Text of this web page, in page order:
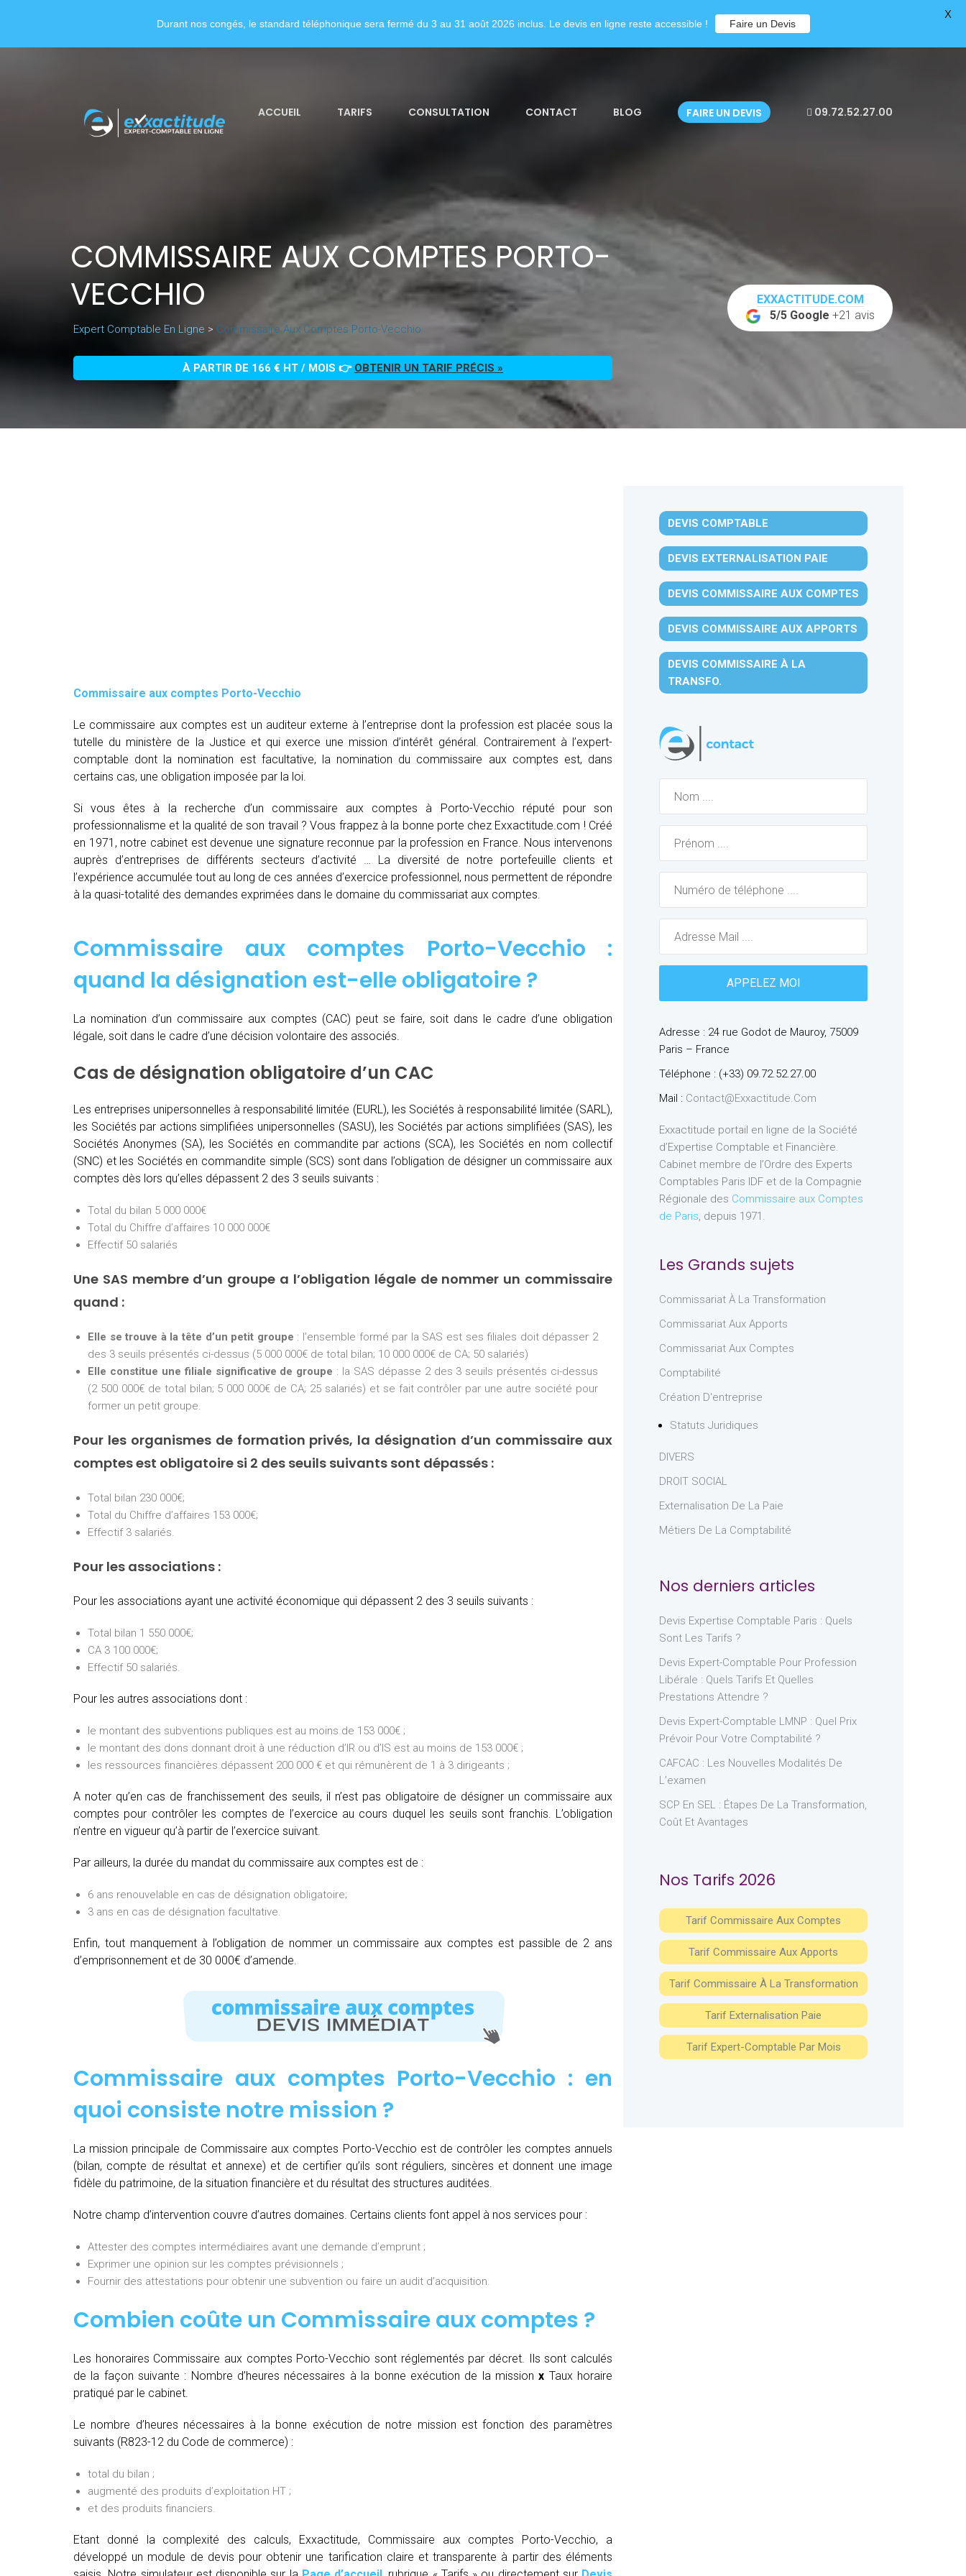
ACCUEIL TARIFS CONSULTATION CONTACT BLOG FAIRE UN DEVIS 09.72.52.27.00
COMMISSAIRE AUX COMPTES PORTO-
VECCHIO
Expert Comptable En Ligne > Commissaire Aux Comptes Porto-Vecchio
À PARTIR DE 166 € HT / MOIS 👉 OBTENIR UN TARIF PRÉCIS »
EXXACTITUDE.COM
5/5 Google +21 avis
Commissaire aux comptes Porto-Vecchio
Le commissaire aux comptes est un auditeur externe à l’entreprise dont la profession est placée sous la
tutelle du ministère de la Justice et qui exerce une mission d’intérêt général. Contrairement à l’expert-
comptable dont la nomination est facultative, la nomination du commissaire aux comptes est, dans
certains cas, une obligation imposée par la loi.
Si vous êtes à la recherche d’un commissaire aux comptes à Porto-Vecchio réputé pour son
professionnalisme et la qualité de son travail ? Vous frappez à la bonne porte chez Exxactitude.com ! Créé
en 1971, notre cabinet est devenue une signature reconnue par la profession en France. Nous intervenons
auprès d’entreprises de différents secteurs d’activité … La diversité de notre portefeuille clients et
l’expérience accumulée tout au long de ces années d’exercice professionnel, nous permettent de répondre
à la quasi-totalité des demandes exprimées dans le domaine du commissariat aux comptes.
Commissaire aux comptes Porto-Vecchio :
quand la désignation est-elle obligatoire ?
La nomination d’un commissaire aux comptes (CAC) peut se faire, soit dans le cadre d’une obligation
légale, soit dans le cadre d’une décision volontaire des associés.
Cas de désignation obligatoire d’un CAC
Les entreprises unipersonnelles à responsabilité limitée (EURL), les Sociétés à responsabilité limitée (SARL),
les Sociétés par actions simplifiées unipersonnelles (SASU), les Sociétés par actions simplifiées (SAS), les
Sociétés Anonymes (SA), les Sociétés en commandite par actions (SCA), les Sociétés en nom collectif
(SNC) et les Sociétés en commandite simple (SCS) sont dans l’obligation de désigner un commissaire aux
comptes dès lors qu’elles dépassent 2 des 3 seuils suivants :
Total du bilan 5 000 000€
Total du Chiffre d’affaires 10 000 000€
Effectif 50 salariés
Une SAS membre d’un groupe a l’obligation légale de nommer un commissaire
quand :
Elle se trouve à la tête d’un petit groupe : l’ensemble formé par la SAS est ses filiales doit dépasser 2
des 3 seuils présentés ci-dessus (5 000 000€ de total bilan; 10 000 000€ de CA; 50 salariés)
Elle constitue une filiale significative de groupe : la SAS dépasse 2 des 3 seuils présentés ci-dessus
(2 500 000€ de total bilan; 5 000 000€ de CA; 25 salariés) et se fait contrôler par une autre société pour
former un petit groupe.
Pour les organismes de formation privés, la désignation d’un commissaire aux
comptes est obligatoire si 2 des seuils suivants sont dépassés :
Total bilan 230 000€;
Total du Chiffre d’affaires 153 000€;
Effectif 3 salariés.
Pour les associations :
Pour les associations ayant une activité économique qui dépassent 2 des 3 seuils suivants :
Total bilan 1 550 000€;
CA 3 100 000€;
Effectif 50 salariés.
Pour les autres associations dont :
le montant des subventions publiques est au moins de 153 000€ ;
le montant des dons donnant droit à une réduction d’IR ou d’IS est au moins de 153 000€ ;
les ressources financières dépassent 200 000 € et qui rémunèrent de 1 à 3 dirigeants ;
A noter qu’en cas de franchissement des seuils, il n’est pas obligatoire de désigner un commissaire aux
comptes pour contrôler les comptes de l’exercice au cours duquel les seuils sont franchis. L’obligation
n’entre en vigueur qu’à partir de l’exercice suivant.
Par ailleurs, la durée du mandat du commissaire aux comptes est de :
6 ans renouvelable en cas de désignation obligatoire;
3 ans en cas de désignation facultative.
Enfin, tout manquement à l’obligation de nommer un commissaire aux comptes est passible de 2 ans
d’emprisonnement et de 30 000€ d’amende.
Commissaire aux comptes Porto-Vecchio : en
quoi consiste notre mission ?
La mission principale de Commissaire aux comptes Porto-Vecchio est de contrôler les comptes annuels
(bilan, compte de résultat et annexe) et de certifier qu’ils sont réguliers, sincères et donnent une image
fidèle du patrimoine, de la situation financière et du résultat des structures auditées.
Notre champ d’intervention couvre d’autres domaines. Certains clients font appel à nos services pour :
Attester des comptes intermédiaires avant une demande d’emprunt ;
Exprimer une opinion sur les comptes prévisionnels ;
Fournir des attestations pour obtenir une subvention ou faire un audit d’acquisition.
Combien coûte un Commissaire aux comptes ?
Les honoraires Commissaire aux comptes Porto-Vecchio sont réglementés par décret. Ils sont calculés
de la façon suivante : Nombre d’heures nécessaires à la bonne exécution de la missionx Taux horaire
pratiqué par le cabinet.
Le nombre d’heures nécessaires à la bonne exécution de notre mission est fonction des paramètres
suivants (R823-12 du Code de commerce) :
total du bilan ;
augmenté des produits d’exploitation HT ;
et des produits financiers.
Etant donné la complexité des calculs, Exxactitude, Commissaire aux comptes Porto-Vecchio, a
développé un module de devis pour obtenir une tarification claire et transparente à partir des éléments
DEVIS COMPTABLE
DEVIS EXTERNALISATION PAIE
DEVIS COMMISSAIRE AUX COMPTES
DEVIS COMMISSAIRE AUX APPORTS
DEVIS COMMISSAIRE À LA
TRANSFO.
Adresse : 24 rue Godot de Mauroy, 75009
Paris – France
Téléphone : (+33) 09.72.52.27.00
Mail : Contact@exxactitude.com
Exxactitude portail en ligne de la Société
d’Expertise Comptable et Financière.
Cabinet membre de l’Ordre des Experts
Comptables Paris IDF et de la Compagnie
Régionale des Commissaire aux Comptes
de Paris, depuis 1971.
Les Grands sujets
Commissariat À La Transformation
Commissariat Aux Apports
Commissariat Aux Comptes
Comptabilité
Création D'entreprise
Statuts Juridiques
DIVERS
DROIT SOCIAL
Externalisation De La Paie
Métiers De La Comptabilité
Nos derniers articles
Devis Expertise Comptable Paris : Quels
Sont Les Tarifs ?
Devis Expert-Comptable Pour Profession
Libérale : Quels Tarifs Et Quelles
Prestations Attendre ?
Devis Expert-Comptable LMNP : Quel Prix
Prévoir Pour Votre Comptabilité ?
CAFCAC : Les Nouvelles Modalités De
L’examen
SCP En SEL : Étapes De La Transformation,
Coût Et Avantages
Nos Tarifs 2026
Tarif Commissaire Aux Comptes
Tarif Commissaire Aux Apports
Tarif Commissaire À La Transformation
Tarif Externalisation Paie
Tarif Expert-Comptable Par Mois
Durant nos congés, le standard téléphonique sera fermé du 3 au 31 août 2026 inclus. Le devis en ligne reste accessible ! Faire un Devis
X